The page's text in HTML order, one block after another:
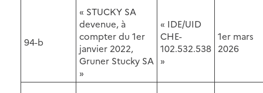
94-b
« STUCKY SA
devenue, à
compter du 1er
janvier 2022,
Gruner Stucky SA
»
« IDE/UID
CHE-
102.532.538
»
1er mars
2026